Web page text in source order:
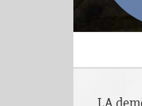
LA